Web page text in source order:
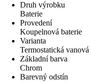
Druh výrobku
Baterie
Provedení
Koupelnová baterie
Varianta
Termostatická vanová
Základní barva
Chrom
Barevný odstín